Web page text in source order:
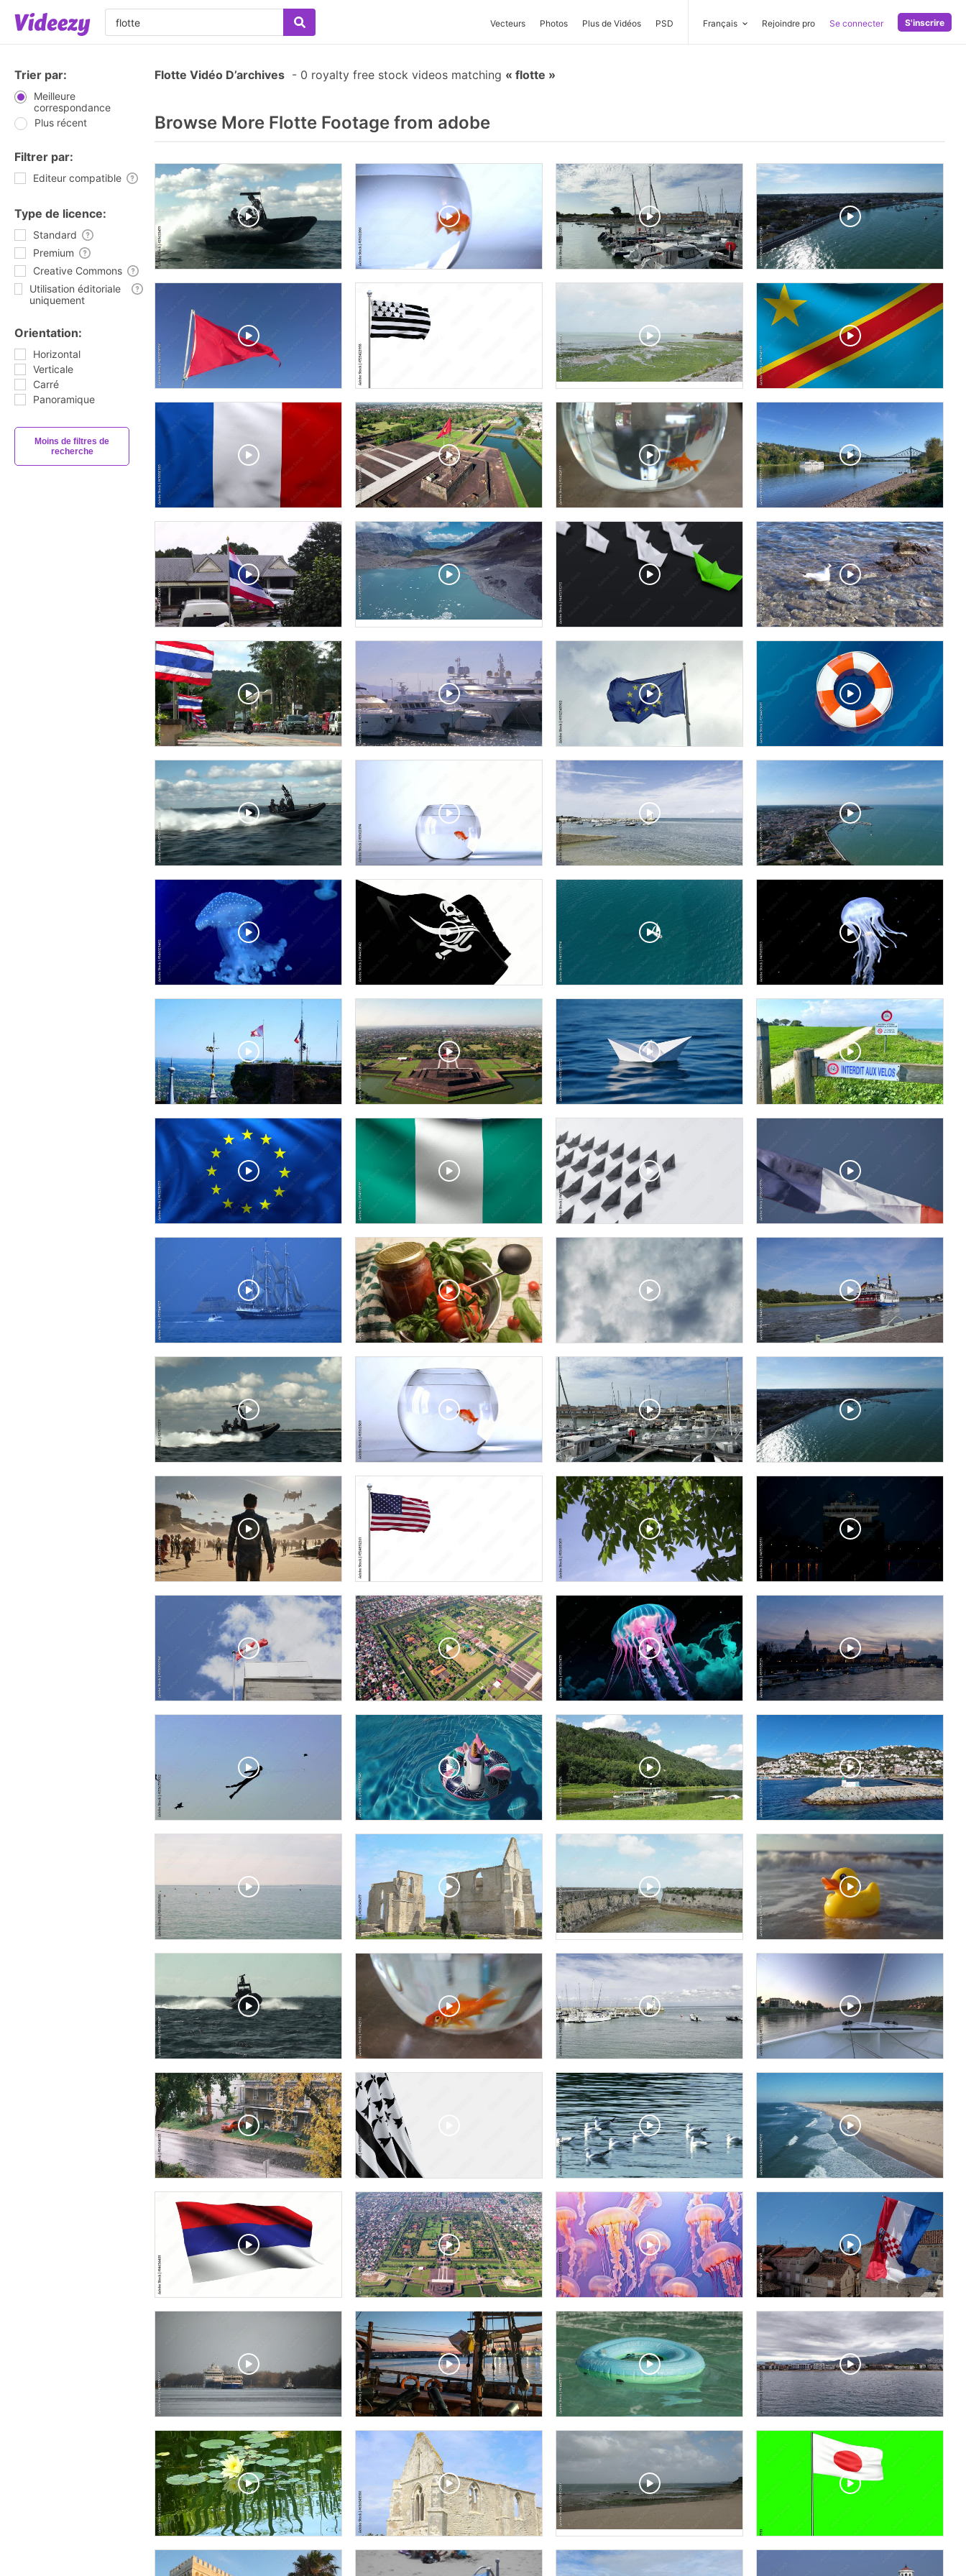
Vecteurs Photos Plus de Vidéos PSD Français Rejoindre pro Se connecter S'inscrire
Trier par:
Meilleure
correspondance
Plus récent
Filtrer par:
Editeur compatible
Type de licence:
Standard
Premium
Creative Commons
Utilisation éditoriale
uniquement
Orientation:
Horizontal
Verticale
Carré
Panoramique
Moins de filtres de
recherche
Flotte Vidéo D’archives - 0 royalty free stock videos matching flotte
Browse More Flotte Footage from adobe